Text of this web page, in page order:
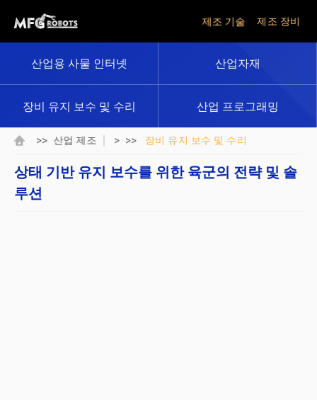
제조 기술 제조 장비
산업용 사물 인터넷 산업자재
장비 유지 보수 및 수리 산업 프로그래밍
>> 산업 제조 > >> 장비 유지 보수 및 수리
상태 기반 유지 보수를 위한 육군의 전략 및 솔
루션